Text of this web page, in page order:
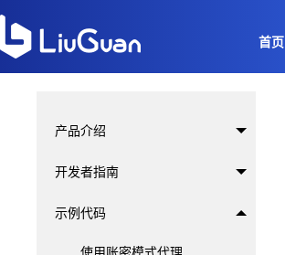
首页
产品介绍
开发者指南
示例代码
使用账密模式代理